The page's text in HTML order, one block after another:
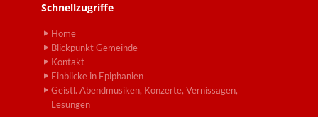
Schnellzugriffe
Home
Blickpunkt Gemeinde
Kontakt
Einblicke in Epiphanien
Geistl. Abendmusiken, Konzerte, Vernissagen,
Lesungen